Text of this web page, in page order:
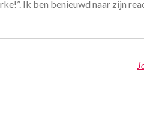
Ik ben benieuwd naar zijn